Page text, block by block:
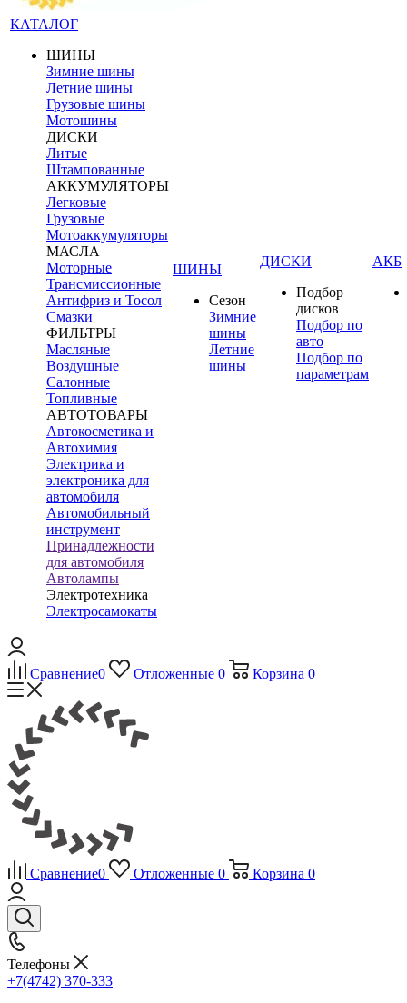
КАТАЛОГ
ШИНЫ
Зимние шины
Летние шины
Грузовые шины
Мотошины
ДИСКИ
Литые
Штампованные
АККУМУЛЯТОРЫ
Легковые
Грузовые
Мотоаккумуляторы
МАСЛА
Моторные
Трансмиссионные
Антифриз и Тосол
Смазки
ФИЛЬТРЫ
Масляные
Воздушные
Салонные
Топливные
АВТОТОВАРЫ
Автокосметика и
Автохимия
Электрика и
электроника для
автомобиля
Автомобильный
инструмент
Принадлежности
для автомобиля
Автолампы
Электротехника
Электросамокаты
ШИНЫ
Сезон
Зимние
шины
Летние
шины
ДИСКИ
Подбор
дисков
Подбор по
авто
Подбор по
параметрам
АКБ
Сравнение0 Отложенные 0 Корзина 0
Сравнение0 Отложенные 0 Корзина 0
Телефоны
+7(4742) 370-333